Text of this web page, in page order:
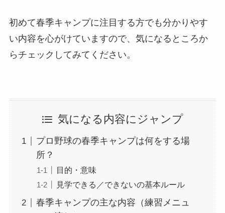
初めて春季キャンプに注目する方でも分かりやす
い内容を心がけていますので、気になるところか
らチェックしてみてください。
気になる内容にジャンプ
プロ野球の春季キャンプは何をする場
所？
目的・意味
見学できる／できないの基本ルール
春季キャンプの主な内容（練習メニュ